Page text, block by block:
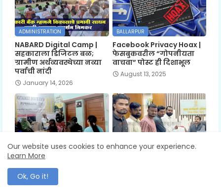
ADMINISTRATION
NABARD Digital Camp |
सहकाराला डिजिटल बळ;
ग्रामीण अर्थव्यवस्थेच्या नव्या
पर्वाची नांदी
January 14, 2026
BALLARPUR
Facebook Privacy Hoax |
फेसबुकवरील “गोपनीयता
वाचवा” पोस्ट ही दिशाभूल
August 13, 2025
ADMINISTRATION
Development | कौशल्याने
घरातच उभा राहू शकतो उद्योग
ADMINISTRATION
Our website uses cookies to enhance your experience.
Learn More
Ok, Go it!